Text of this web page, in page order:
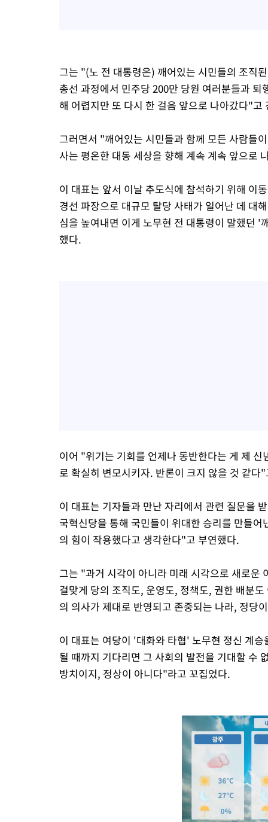
그는 "(노 전 대통령은) 깨어있는 시민들의 조직
총선 과정에서 민주당 200만 당원 여러분들과
해 어렵지만 또 다시 한 걸음 앞으로 나아갔다"고
그러면서 "깨어있는 시민들과 함께 모든 사람들
사는 평온한 대동 세상을 향해 계속 계속 앞으로
이 대표는 앞서 이날 추도식에 참석하기 위해 이
경선 파장으로 대규모 탈당 사태가 일어난 데 대
심을 높여내면 이게 노무현 전 대통령이 말했던
했다.
이어 "위기는 기회를 언제나 동반한다는 게 제
로 확실히 변모시키자. 반론이 크지 않을 것 같다
이 대표는 기자들과 만난 자리에서 관련 질문을
국혁신당을 통해 국민들이 위대한 승리를 만들
의 힘이 작용했다고 생각한다"고 부연했다.
그는 "과거 시각이 아니라 미래 시각으로 새로운
걸맞게 당의 조직도, 운영도, 정책도, 권한 배분
의 의사가 제대로 반영되고 존중되는 나라, 정당
이 대표는 여당이 '대화와 타협' 노무현 정신 계
될 때까지 기다리면 그 사회의 발전을 기대할 수
방치이지, 정상이 아니다"라고 꼬집었다.